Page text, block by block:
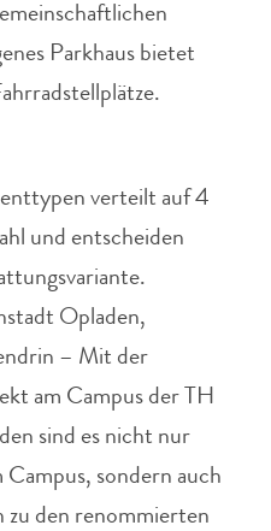
Parkhaus bietet
verteilt auf 4
und entscheiden
Opladen,
– Mit der
am Campus der TH
sind es nicht nur
sondern auch
den renommierten